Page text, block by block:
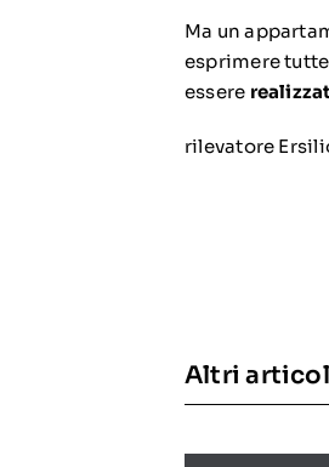
Ma un
esprimere
essere
rilevatore
Altri